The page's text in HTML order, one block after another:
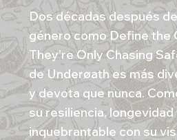
Dos décadas después
género como Define the
They’re Only Chasing
de Underøath es más
y devota que nunca.
su resiliencia,
inquebrantable con su